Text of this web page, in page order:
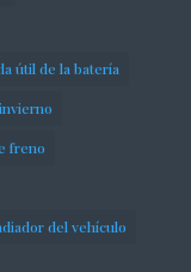
útil de la batería
freno
del vehículo